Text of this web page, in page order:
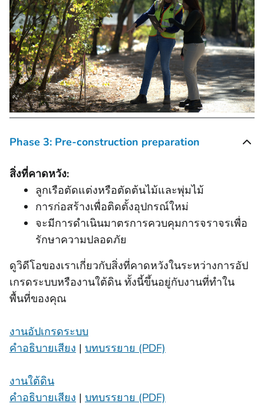
Phase 3: Pre-construction preparation
สิ่งที่คาดหวัง:
ลูกเรือตัดแต่งหรือตัดต้นไม้และพุ่มไม้
การก่อสร้างเพื่อติดตั้งอุปกรณ์ใหม่
จะมีการดำเนินมาตรการควบคุมการจราจรเพื่อ
รักษาความปลอดภัย
ดูวิดีโอของเราเกี่ยวกับสิ่งที่คาดหวังในระหว่างการอัป
เกรดระบบหรืองานใต้ดิน ทั้งนี้ขึ้นอยู่กับงานที่ทําใน
พื้นที่ของคุณ
งานอัปเกรดระบบ
คําอธิบายเสียง | บทบรรยาย (PDF)
งานใต้ดิน
คําอธิบายเสียง | บทบรรยาย (PDF)